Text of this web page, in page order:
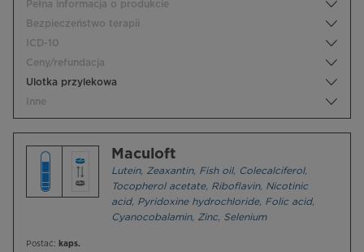
Pełna informacja o produkcie
Bezpieczeństwo terapii
ICD-10
Ceny/refundacja
Ulotka przylekowa
Inne
Maculoft
Lutein, Zeaxantin, Fish oil, Colecalciferol,
Tocopherol acetate, Riboflavin, Nicotinic
acid, Pyridoxine hydrochloride, Folic acid,
Cyanocobalamin, Zinc, Selenium
Postać: kaps.